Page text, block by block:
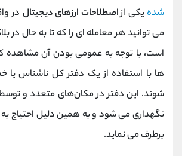
شدهیکی ازاصطلاحات ارزهای دیجیتال در
می توانید هر معامله ای را که تا به حال در
است، با توجه به عمومی بودن آن مشاهده
ها با استفاده از یک دفتر کل ناشناس
شوند. این دفتر در مکان‌های متعدد و
نگهداری می ‌شود و به همین دلیل احتیاج
برطرف می‌ نماید.